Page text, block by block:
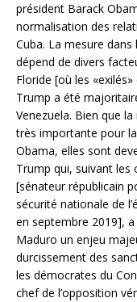
président Barack
normalisation des
Cuba. La mesure
dépend de divers
Floride [où les
Trump a été
Venezuela. Bien que
très importante pour
Obama, elles sont
Trump qui, suivant les
[sénateur républicain
sécurité nationale de
en septembre 2019],
Maduro un enjeu
durcissement des
les démocrates du
chef de l’opposition